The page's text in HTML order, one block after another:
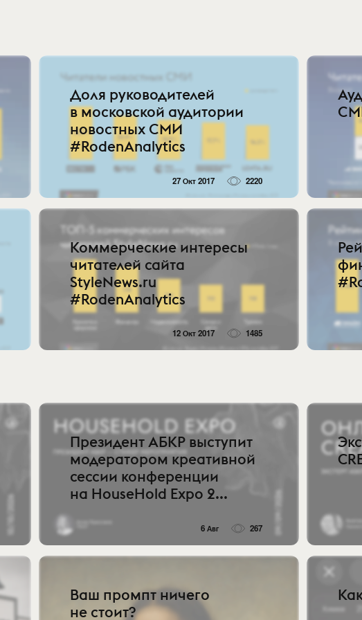
Доля руководителей
в московской аудитории
новостных СМИ
#RodenAnalytics
27 Окт 2017 2220
Коммерческие интересы
читателей сайта
StyleNews.ru
#RodenAnalytics
12 Окт 2017 1485
Президент АБКР выступит
модератором креативной
сессии конференции
на HouseHold Expo 2...
6 Авг 267
Ваш промпт ничего
не стоит?